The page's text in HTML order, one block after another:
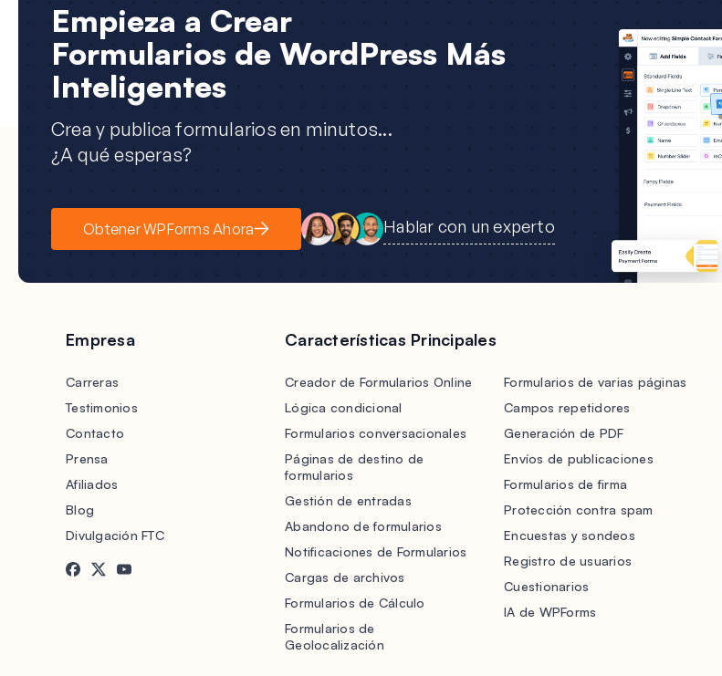
Empieza a Crear
Formularios de WordPress Más
Inteligentes
Crea y publica formularios en minutos...
¿A qué esperas?
Obtener WPForms Ahora Hablar con un experto
Empresa
Carreras
Testimonios
Contacto
Prensa
Afiliados
Blog
Divulgación FTC
Características Principales
Creador de Formularios Online
Lógica condicional
Formularios conversacionales
Páginas de destino de
formularios
Gestión de entradas
Abandono de formularios
Notificaciones de Formularios
Cargas de archivos
Formularios de Cálculo
Formularios de
Geolocalización
Formularios de varias páginas
Campos repetidores
Generación de PDF
Envíos de publicaciones
Formularios de firma
Protección contra spam
Encuestas y sondeos
Registro de usuarios
Cuestionarios
IA de WPForms